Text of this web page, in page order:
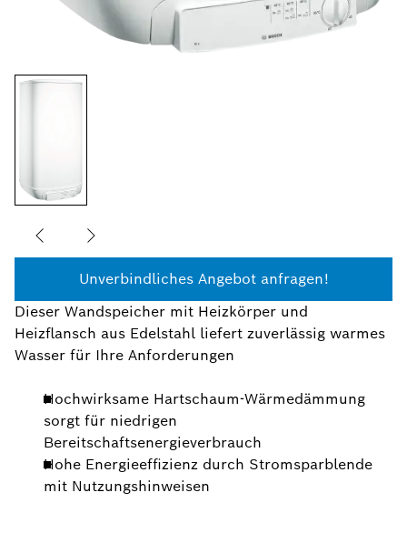
Unverbindliches Angebot anfragen!
Dieser Wandspeicher mit Heizkörper und
Heizflansch aus Edelstahl liefert zuverlässig warmes
Wasser für Ihre Anforderungen
Hochwirksame Hartschaum-Wärmedämmung
sorgt für niedrigen
Bereitschaftsenergieverbrauch
Hohe Energieeffizienz durch Stromsparblende
mit Nutzungshinweisen